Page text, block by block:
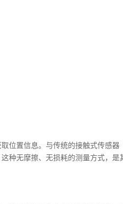
置信息。与传统的接触式传感器
种无摩擦、无损耗的测量方式，